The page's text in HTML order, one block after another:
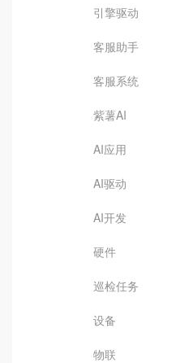
引擎驱动
客服助手
客服系统
紫薯AI
AI应用
AI驱动
AI开发
硬件
巡检任务
设备
物联